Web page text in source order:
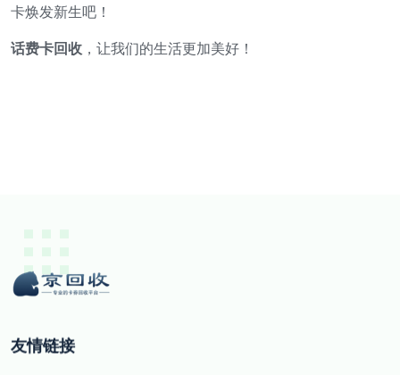
卡焕发新生吧！
话费卡回收，让我们的生活更加美好！
友情链接